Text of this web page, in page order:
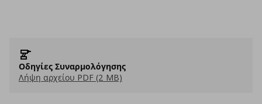
Οδηγίες Συναρμολόγησης
Λήψη αρχείου PDF (2 MB)